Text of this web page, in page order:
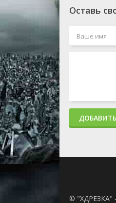
Оставь
© "ХДРЕЗКА" -